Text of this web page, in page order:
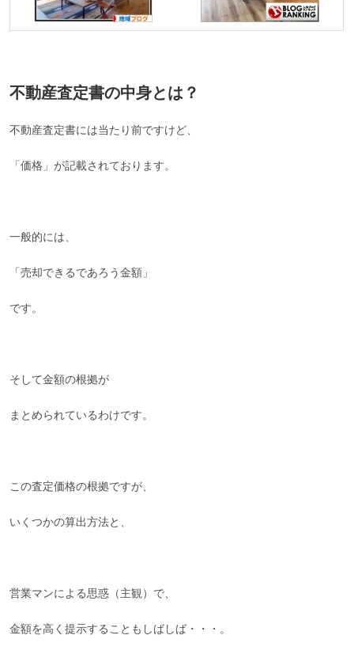
不動産査定書の中身とは？
不動産査定書には当たり前ですけど、
「価格」が記載されております。
一般的には、
「売却できるであろう金額」
です。
そして金額の根拠が
まとめられているわけです。
この査定価格の根拠ですが、
いくつかの算出方法と、
営業マンによる思惑（主観）で、
金額を高く提示することもしばしば・・・。